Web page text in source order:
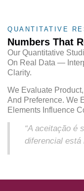
QUANTITATIVE
Numbers That
Our Quantitative
On Real Data —
Clarity.
We Evaluate
And Preference. We
Elements Influence
“A aceitação é
diferencial está